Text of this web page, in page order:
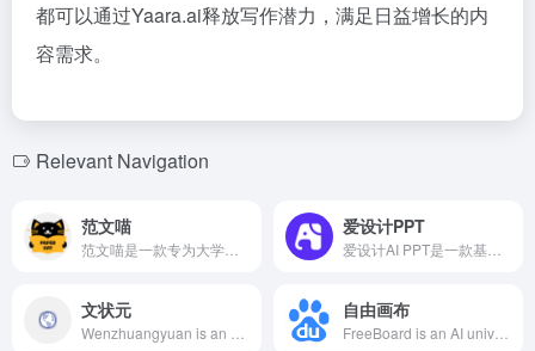
都可以通过Yaara.ai释放写作潜力，满足日益增长的内
容需求。
Relevant Navigation
范文喵 爱设计PPT
文状元 自由画布